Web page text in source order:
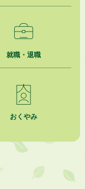
就職・退職
おくやみ